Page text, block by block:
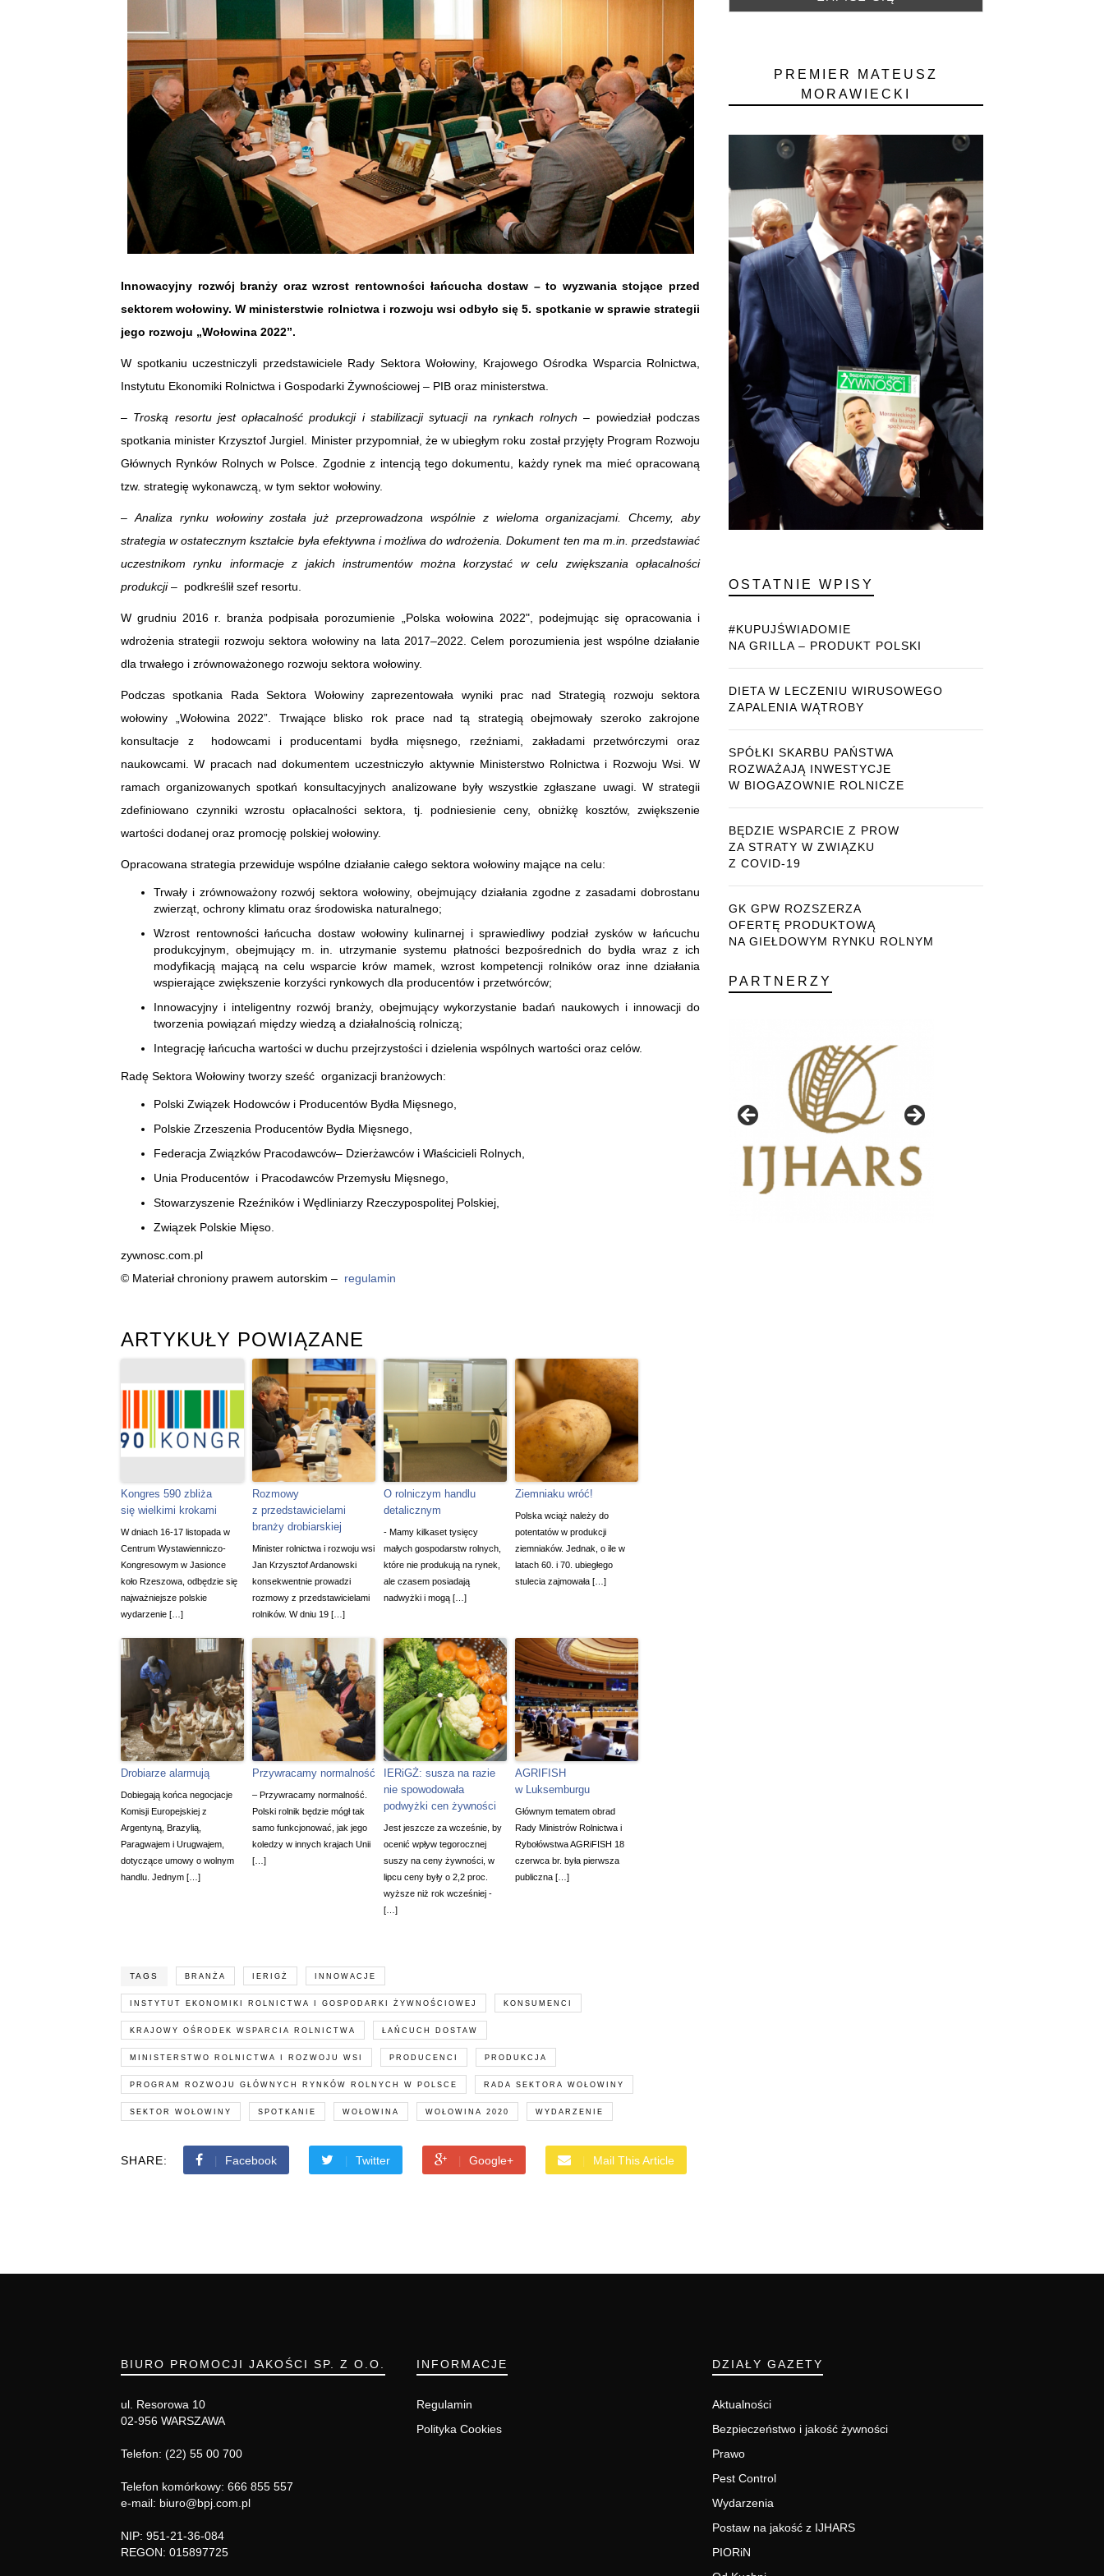
Innowacyjny rozwój branży oraz wzrost rentowności łańcucha dostaw – to wyzwania stojące przed
sektorem wołowiny. W ministerstwie rolnictwa i rozwoju wsi odbyło się 5. spotkanie w sprawie strategii
jego rozwoju „Wołowina 2022”.
W spotkaniu uczestniczyli przedstawiciele Rady Sektora Wołowiny, Krajowego Ośrodka Wsparcia Rolnictwa,
Instytutu Ekonomiki Rolnictwa i Gospodarki Żywnościowej – PIB oraz ministerstwa.
– Troską resortu jest opłacalność produkcji i stabilizacji sytuacji na rynkach rolnych – powiedział podczas
spotkania minister Krzysztof Jurgiel. Minister przypomniał, że w ubiegłym roku został przyjęty Program Rozwoju
Głównych Rynków Rolnych w Polsce. Zgodnie z intencją tego dokumentu, każdy rynek ma mieć opracowaną
tzw. strategię wykonawczą, w tym sektor wołowiny.
– Analiza rynku wołowiny została już przeprowadzona wspólnie z wieloma organizacjami. Chcemy, aby
strategia w ostatecznym kształcie była efektywna i możliwa do wdrożenia. Dokument ten ma m.in. przedstawiać
uczestnikom rynku informacje z jakich instrumentów można korzystać w celu zwiększania opłacalności
produkcji– podkreślił szef resortu.
W grudniu 2016 r. branża podpisała porozumienie „Polska wołowina 2022", podejmując się opracowania i
wdrożenia strategii rozwoju sektora wołowiny na lata 2017–2022. Celem porozumienia jest wspólne działanie
dla trwałego i zrównoważonego rozwoju sektora wołowiny.
Podczas spotkania Rada Sektora Wołowiny zaprezentowała wyniki prac nad Strategią rozwoju sektora
wołowiny „Wołowina 2022”. Trwające blisko rok prace nad tą strategią obejmowały szeroko zakrojone
konsultacje z hodowcami i producentami bydła mięsnego, rzeźniami, zakładami przetwórczymi oraz
naukowcami. W pracach nad dokumentem uczestniczyło aktywnie Ministerstwo Rolnictwa i Rozwoju Wsi. W
ramach organizowanych spotkań konsultacyjnych analizowane były wszystkie zgłaszane uwagi. W strategii
zdefiniowano czynniki wzrostu opłacalności sektora, tj. podniesienie ceny, obniżkę kosztów, zwiększenie
wartości dodanej oraz promocję polskiej wołowiny.
Opracowana strategia przewiduje wspólne działanie całego sektora wołowiny mające na celu:
Trwały i zrównoważony rozwój sektora wołowiny, obejmujący działania zgodne z zasadami dobrostanu
zwierząt, ochrony klimatu oraz środowiska naturalnego;
Wzrost rentowności łańcucha dostaw wołowiny kulinarnej i sprawiedliwy podział zysków w łańcuchu
produkcyjnym, obejmujący m. in. utrzymanie systemu płatności bezpośrednich do bydła wraz z ich
modyfikacją mającą na celu wsparcie krów mamek, wzrost kompetencji rolników oraz inne działania
wspierające zwiększenie korzyści rynkowych dla producentów i przetwórców;
Innowacyjny i inteligentny rozwój branży, obejmujący wykorzystanie badań naukowych i innowacji do
tworzenia powiązań między wiedzą a działalnością rolniczą;
Integrację łańcucha wartości w duchu przejrzystości i dzielenia wspólnych wartości oraz celów.
Radę Sektora Wołowiny tworzy sześć organizacji branżowych:
Polski Związek Hodowców i Producentów Bydła Mięsnego,
Polskie Zrzeszenia Producentów Bydła Mięsnego,
Federacja Związków Pracodawców– Dzierżawców i Właścicieli Rolnych,
Unia Producentów i Pracodawców Przemysłu Mięsnego,
Stowarzyszenie Rzeźników i Wędliniarzy Rzeczypospolitej Polskiej,
Związek Polskie Mięso.
zywnosc.com.pl
© Materiał chroniony prawem autorskim – regulamin
ARTYKUŁY POWIĄZANE
Kongres 590 zbliża
się wielkimi krokami
W dniach 16-17 listopada w
Centrum Wystawienniczo-
Kongresowym w Jasionce
koło Rzeszowa, odbędzie się
najważniejsze polskie
wydarzenie […]
Rozmowy
z przedstawicielami
branży drobiarskiej
Minister rolnictwa i rozwoju wsi
Jan Krzysztof Ardanowski
konsekwentnie prowadzi
rozmowy z przedstawicielami
rolników. W dniu 19 […]
O rolniczym handlu
detalicznym
- Mamy kilkaset tysięcy
małych gospodarstw rolnych,
które nie produkują na rynek,
ale czasem posiadają
nadwyżki i mogą […]
Ziemniaku wróć!
Polska wciąż należy do
potentatów w produkcji
ziemniaków. Jednak, o ile w
latach 60. i 70. ubiegłego
stulecia zajmowała […]
Drobiarze alarmują
Dobiegają końca negocjacje
Komisji Europejskiej z
Argentyną, Brazylią,
Paragwajem i Urugwajem,
dotyczące umowy o wolnym
handlu. Jednym […]
Przywracamy normalność
– Przywracamy normalność.
Polski rolnik będzie mógł tak
samo funkcjonować, jak jego
koledzy w innych krajach Unii
[…]
IERiGŻ: susza na razie
nie spowodowała
podwyżki cen żywności
Jest jeszcze za wcześnie, by
ocenić wpływ tegorocznej
suszy na ceny żywności, w
lipcu ceny były o 2,2 proc.
wyższe niż rok wcześniej -
[…]
AGRIFISH
w Luksemburgu
Głównym tematem obrad
Rady Ministrów Rolnictwa i
Rybołówstwa AGRiFISH 18
czerwca br. była pierwsza
publiczna […]
TAGS BRANŻA IERIGŻ INNOWACJE
INSTYTUT EKONOMIKI ROLNICTWA I GOSPODARKI ŻYWNOŚCIOWEJ KONSUMENCI
KRAJOWY OŚRODEK WSPARCIA ROLNICTWA ŁAŃCUCH DOSTAW
MINISTERSTWO ROLNICTWA I ROZWOJU WSI PRODUCENCI PRODUKCJA
PROGRAM ROZWOJU GŁÓWNYCH RYNKÓW ROLNYCH W POLSCE RADA SEKTORA WOŁOWINY
SEKTOR WOŁOWINY SPOTKANIE WOŁOWINA WOŁOWINA 2020 WYDARZENIE
SHARE: Facebook Twitter Google+ Mail This Article
PREMIER MATEUSZ
MORAWIECKI
OSTATNIE WPISY
#KUPUJŚWIADOMIE
NA GRILLA – PRODUKT POLSKI
DIETA W LECZENIU WIRUSOWEGO
ZAPALENIA WĄTROBY
SPÓŁKI SKARBU PAŃSTWA
ROZWAŻAJĄ INWESTYCJE
W BIOGAZOWNIE ROLNICZE
BĘDZIE WSPARCIE Z PROW
ZA STRATY W ZWIĄZKU
Z COVID-19
GK GPW ROZSZERZA
OFERTĘ PRODUKTOWĄ
NA GIEŁDOWYM RYNKU ROLNYM
PARTNERZY
BIURO PROMOCJI JAKOŚCI SP. Z O.O.
ul. Resorowa 10
02-956 WARSZAWA
Telefon: (22) 55 00 700
Telefon komórkowy: 666 855 557
e-mail: biuro@bpj.com.pl
NIP: 951-21-36-084
REGON: 015897725
INFORMACJE
Regulamin
Polityka Cookies
DZIAŁY GAZETY
Aktualności
Bezpieczeństwo i jakość żywności
Prawo
Pest Control
Wydarzenia
Postaw na jakość z IJHARS
PIORiN